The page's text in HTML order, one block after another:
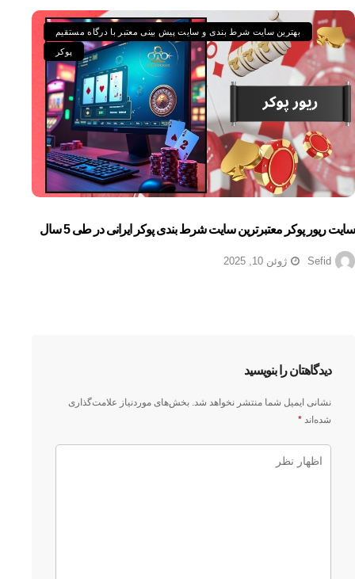
بهترین سایت شرط بندی و سایت پیش بینی معتبر با درگاه مستقیم
پوکر
سایت ریور پوکر معتبرترین سایت شرط بندی پوکر ایرانی در طی 5 سال
Sefid ژوئن 10, 2025
دیدگاهتان را بنویسید
نشانی ایمیل شما منتشر نخواهد شد. بخش‌های موردنیاز علامت‌گذاری
شده‌اند *